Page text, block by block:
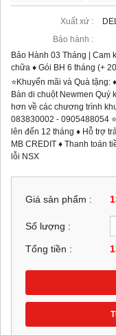
Xuất xứ :
Bảo hành :
Bảo Hành 03 Tháng | Cam
chữa ♦ Gói BH 6 tháng (+
⭐️Khuyến mãi và Quà
Bàn di chuột Newmen
hơn về các chương trình
083830002 - 0905488054
lên đến 12 tháng ♦ Hỗ trợ
MB CREDIT ♦ Thanh toán
lỗi NSX
Giá sản phẩm :
Số lượng :
Tổng tiền :